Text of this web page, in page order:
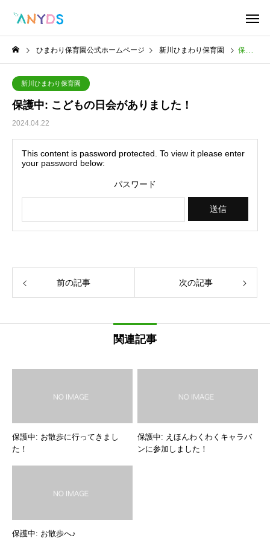
ひまわり保育園公式ホームページ 新川ひまわり保育園 保護中: こどもの日会がありました！
新川ひまわり保育園
保護中: こどもの日会がありました！
2024.04.22
This content is password protected. To view it please enter
your password below:
パスワード
前の記事 次の記事
関連記事
保護中: お散歩に行ってきまし
た！
保護中: えほんわくわくキャラバ
ンに参加しました！
保護中: お散歩へ♪